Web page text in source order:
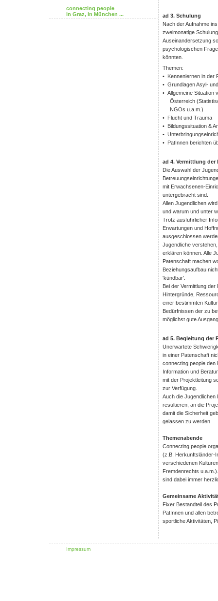
connecting people
in Graz, in München ...
ad 3. Schulung
Nach der Aufnahme
zweimonatige
Auseinandersetzung
psychologischen
könnten.
Themen:
• Kennenlernen in der
• Grundlagen Asyl-
• Allgemeine Situation
Österreich
NGOs u.a.m.)
• Flucht und Trauma
• Bildungssituation &
•
• PatInnen berichten
ad 4. Vermittlung der
Die Auswahl der
mit Erwachsenen-
untergebracht sind.
Allen Jugendlichen
und warum und unter
Trotz ausführlicher
Erwartungen und
ausgeschlossen
Jugendliche
erklären können. Alle
Patenschaft machen
Beziehungsaufbau
'kündbar'.
Bei der Vermittlung
Hintergründe,
einer bestimmten
Bedürfnissen der zu
möglichst gute
ad 5. Begleitung der
Unerwartete
in einer Patenschaft
connecting people
Information und
mit der Projektleitung
zur Verfügung.
Auch die Jugendlichen
resultieren, an die
damit die Sicherheit
gelassen zu werden
Themenabende
Connecting people
(z.B. Herkunftsländer-
verschiedenen
Fremdenrechts
sind dabei immer
Gemeinsame
Fixer Bestandteil des
PatInnen und allen
sportliche Aktivitäten,
Impressum